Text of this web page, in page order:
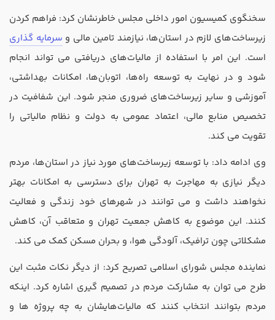
سخنگوی کمیسیون امور داخلی مجلس خاطرنشان کرد: فراهم کردن
زیرساخت‌های لازم در استان‌ها، نیازمند تامین مالی و سرمایه‌ گذاری
است. این امر با استفاده از مالیات‌های دریافتی می ‌تواند انجام
شود و در نهایت به توسعه راه‌ها، اتوبان‌ها، امکانات بهداشتی،
آموزشی و سایر زیرساخت‌های ضروری منجر شود. این شفافیت در
تخصیص منابع مالی، اعتماد عمومی به دولت و نظام مالیاتی را
تقویت می ‌کند.
وی ادامه داد: با توسعه زیرساخت‌های مورد نیاز در استان‌ها، مردم
دیگر نیازی به مهاجرت به تهران برای دسترسی به امکانات بهتر
نخواهند داشت و می‌ توانند در شهر‌های خود زندگی و فعالیت
کنند. این موضوع به کاهش جمعیت تهران و متعاقب آن، کاهش
مشکلاتی چون ترافیک، آلودگی هوا، و بحران مسکن کمک می‌ کند.
نماینده مجلس شورای اسلامی تصریح کرد: از دیگر نکات مثبت این
طرح می‌ توان به مشارکت مردم در تصمیم‌ گیری اشاره کرد. اینکه
مردم بتوانند انتخاب کنند که مالیات‌هایشان به چه پروژه‌ ها و